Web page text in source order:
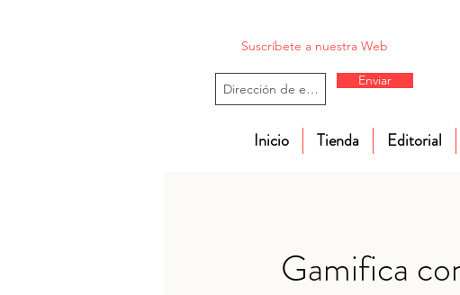
Suscríbete a nuestra Web
Enviar
Inicio Tienda Editorial
Gamifica